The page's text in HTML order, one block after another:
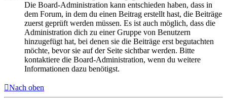
Die Board-Administration kann entschieden haben, dass in
dem Forum, in dem du einen Beitrag erstellt hast, die Beiträge
zuerst geprüft werden müssen. Es ist auch möglich, dass die
Administration dich zu einer Gruppe von Benutzern
hinzugefügt hat, bei denen sie die Beiträge erst begutachten
möchte, bevor sie auf der Seite sichtbar werden. Bitte
kontaktiere die Board-Administration, wenn du weitere
Informationen dazu benötigst.
Nach oben